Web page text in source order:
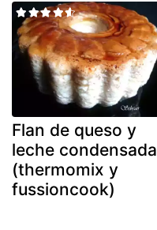
Flan de queso y
leche condensada
(thermomix y
fussioncook)